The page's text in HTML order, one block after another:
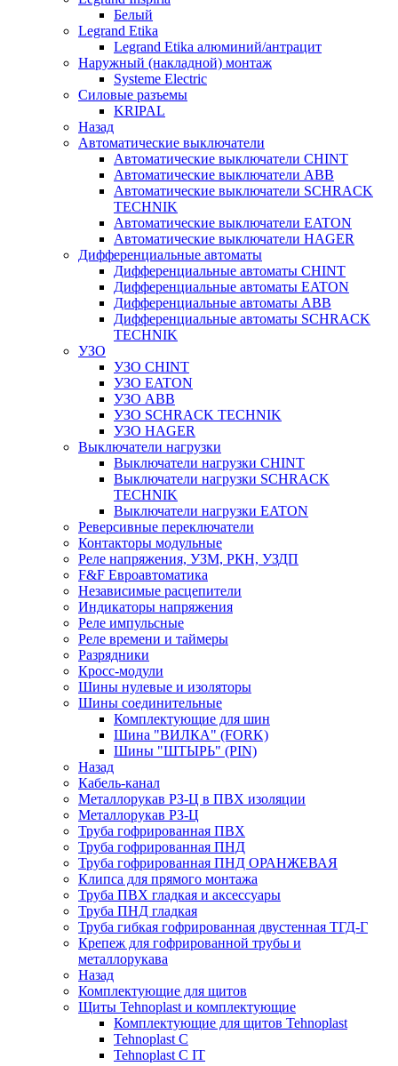
Белый
Legrand Etika
Legrand Etika алюминий/антрацит
Наружный (накладной) монтаж
Systeme Electric
Силовые разъемы
KRIPAL
Назад
Автоматические выключатели
Автоматические выключатели CHINT
Автоматические выключатели ABB
Автоматические выключатели SCHRACK
TECHNIK
Автоматические выключатели EATON
Автоматические выключатели HAGER
Дифференциальные автоматы
Дифференциальные автоматы CHINT
Дифференциальные автоматы EATON
Дифференциальные автоматы ABB
Дифференциальные автоматы SCHRACK
TECHNIK
УЗО
УЗО CHINT
УЗО EATON
УЗО ABB
УЗО SCHRACK TECHNIK
УЗО HAGER
Выключатели нагрузки
Выключатели нагрузки CHINT
Выключатели нагрузки SCHRACK
TECHNIK
Выключатели нагрузки EATON
Реверсивные переключатели
Контакторы модульные
Реле напряжения, УЗМ, РКН, УЗДП
F&F Евроавтоматика
Независимые расцепители
Индикаторы напряжения
Реле импульсные
Реле времени и таймеры
Разрядники
Кросс-модули
Шины нулевые и изоляторы
Шины соединительные
Комплектующие для шин
Шина "ВИЛКА" (FORK)
Шины "ШТЫРЬ" (PIN)
Назад
Кабель-канал
Металлорукав РЗ-Ц в ПВХ изоляции
Металлорукав РЗ-Ц
Труба гофрированная ПВХ
Труба гофрированная ПНД
Труба гофрированная ПНД ОРАНЖЕВАЯ
Клипса для прямого монтажа
Труба ПВХ гладкая и аксессуары
Труба ПНД гладкая
Труба гибкая гофрированная двустенная ТГД-Г
Крепеж для гофрированной трубы и
металлорукава
Назад
Комплектующие для щитов
Щиты Tehnoplast и комплектующие
Комплектующие для щитов Tehnoplast
Tehnoplast C
Tehnoplast C IT